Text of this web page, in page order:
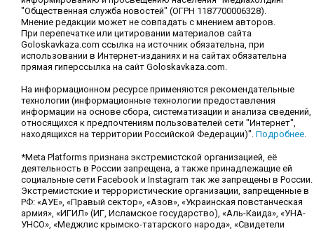
"Общественная служба новостей" (ОГРН 1187700006328).
Мнение редакции может не совпадать с мнением авторов.
При перепечатке или цитировании материалов сайта
Goloskavkaza.com ссылка на источник обязательна, при
использовании в Интернет-изданиях и на сайтах обязательна
прямая гиперссылка на сайт Goloskavkaza.com.
На информационном ресурсе применяются рекомендательные
технологии (информационные технологии предоставления
информации на основе сбора, систематизации и анализа сведений,
относящихся к предпочтениям пользователей сети "Интернет",
находящихся на территории Российской Федерации)". Подробнее.
*Meta Platforms признана экстремистской организацией, её
деятельность в России запрещена, а также принадлежащие ей
социальные сети Facebook и Instagram так же запрещены в России.
Экстремистские и террористические организации, запрещенные в
РФ: «АУЕ», «Правый сектор», «Азов», «Украинская повстанческая
армия», «ИГИЛ» (ИГ, Исламское государство), «Аль-Каида», «УНА-
УНСО», «Меджлис крымско-татарского народа», «Свидетели